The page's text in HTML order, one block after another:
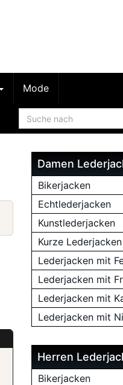
Mode
Damen
Bikerjacken
Echtlederjacken
Kunstlederjacken
Kurze Lederjacken
Lederjacken mit
Lederjacken mit
Lederjacken mit
Lederjacken mit
Herren
Bikerjacken